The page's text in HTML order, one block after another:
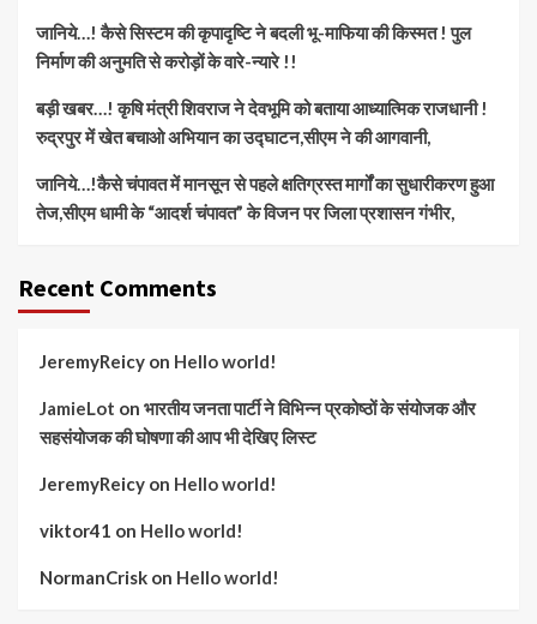
जानिये…! कैसे सिस्टम की कृपादृष्टि ने बदली भू-माफिया की किस्मत ! पुल
निर्माण की अनुमति से करोड़ों के वारे-न्यारे !!
बड़ी खबर…! कृषि मंत्री शिवराज ने देवभूमि को बताया आध्यात्मिक राजधानी !
रुद्रपुर में खेत बचाओ अभियान का उद्घाटन,सीएम ने की आगवानी,
जानिये…!कैसे चंपावत में मानसून से पहले क्षतिग्रस्त मार्गों का सुधारीकरण हुआ
तेज,सीएम धामी के “आदर्श चंपावत” के विजन पर जिला प्रशासन गंभीर,
Recent Comments
JeremyReicy on Hello world!
JamieLot on भारतीय जनता पार्टी ने विभिन्न प्रकोष्ठों के संयोजक और
सहसंयोजक की घोषणा की आप भी देखिए लिस्ट
JeremyReicy on Hello world!
viktor41 on Hello world!
NormanCrisk on Hello world!